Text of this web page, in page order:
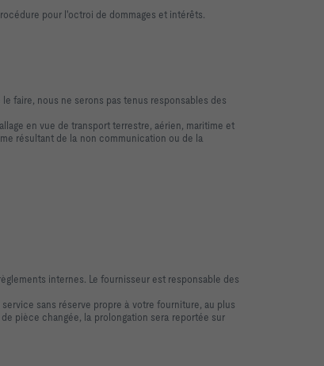
pour l'octroi de dommages et intérêts.
faire, nous ne serons pas tenus responsables des
en vue de transport terrestre, aérien, maritime et
résultant de la non communication ou de la
internes. Le fournisseur est responsable des
sans réserve propre à votre fourniture, au plus
pièce changée, la prolongation sera reportée sur